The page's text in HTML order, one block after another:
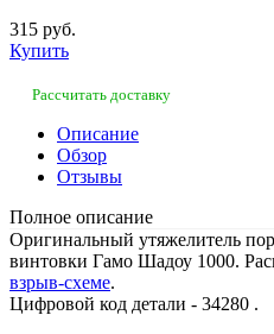
315 руб.
Купить
Рассчитать доставку
Описание
Обзор
Отзывы
Полное описание
Оригинальный утяжелитель
винтовки Гамо Шадоу 1000.
взрыв-схеме.
Цифровой код детали - 34280 .